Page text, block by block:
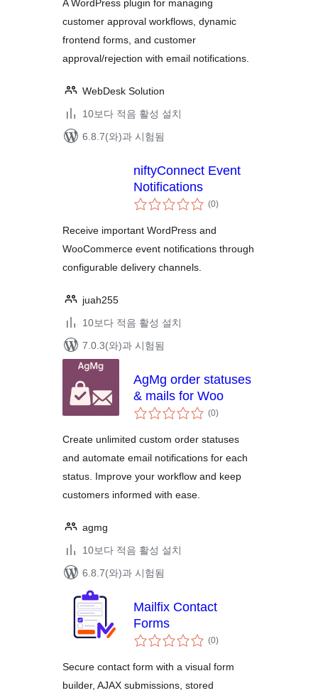
A WordPress plugin for managing
customer approval workflows, dynamic
frontend forms, and customer
approval/rejection with email notifications.
WebDesk Solution
10보다 적음 활성 설치
6.8.7(와)과 시험됨
niftyConnect Event
Notifications
(0전
체
점
)
Receive important WordPress and
WooCommerce event notifications through
configurable delivery channels.
juah255
10보다 적음 활성 설치
7.0.3(와)과 시험됨
AgMg order statuses
& mails for Woo
(0전
체
점
)
Create unlimited custom order statuses
and automate email notifications for each
status. Improve your workflow and keep
customers informed with ease.
agmg
10보다 적음 활성 설치
6.8.7(와)과 시험됨
Mailfix Contact
Forms
(0전
체
점
)
Secure contact form with a visual form
builder, AJAX submissions, stored